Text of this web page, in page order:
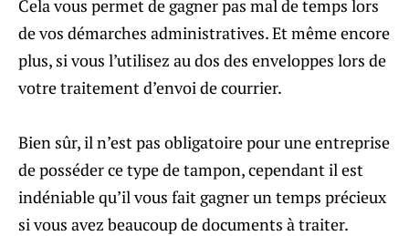
Cela vous permet de gagner pas mal de temps lors
de vos démarches administratives. Et même encore
plus, si vous l’utilisez au dos des enveloppes lors de
votre traitement d’envoi de courrier.
Bien sûr, il n’est pas obligatoire pour une entreprise
de posséder ce type de tampon, cependant il est
indéniable qu’il vous fait gagner un temps précieux
si vous avez beaucoup de documents à traiter.